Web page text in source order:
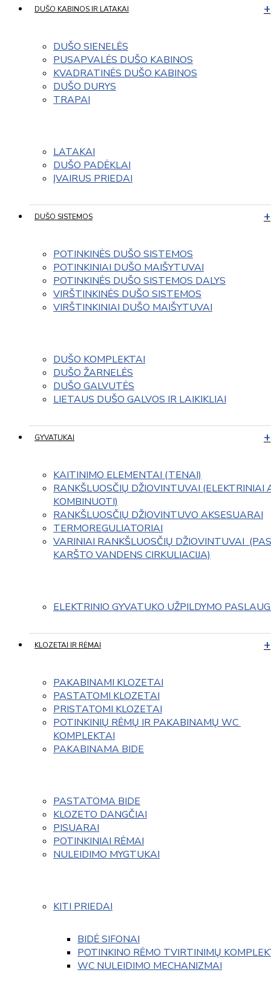
DUŠO KABINOS IR LATAKAI
DUŠO SIENELĖS
PUSAPVALĖS DUŠO KABINOS
KVADRATINĖS DUŠO KABINOS
DUŠO DURYS
TRAPAI
LATAKAI
DUŠO PADĖKLAI
ĮVAIRUS PRIEDAI
DUŠO SISTEMOS
POTINKINĖS DUŠO SISTEMOS
POTINKINIAI DUŠO MAIŠYTUVAI
POTINKINĖS DUŠO SISTEMOS DALYS
VIRŠTINKINĖS DUŠO SISTEMOS
VIRŠTINKINIAI DUŠO MAIŠYTUVAI
DUŠO KOMPLEKTAI
DUŠO ŽARNELĖS
DUŠO GALVUTĖS
LIETAUS DUŠO GALVOS IR LAIKIKLIAI
GYVATUKAI
KAITINIMO ELEMENTAI (TENAI)
RANKŠLUOSČIŲ DŽIOVINTUVAI (ELEKTRINIAI
KOMBINUOTI)
RANKŠLUOSČIŲ DŽIOVINTUVO AKSESUARAI
TERMOREGULIATORIAI
VARINIAI RANKŠLUOSČIŲ DŽIOVINTUVAI
KARŠTO VANDENS CIRKULIACIJA)
ELEKTRINIO GYVATUKO UŽPILDYMO
KLOZETAI IR RĖMAI
PAKABINAMI KLOZETAI
PASTATOMI KLOZETAI
PRISTATOMI KLOZETAI
POTINKINIŲ RĖMŲ IR PAKABINAMŲ WC
KOMPLEKTAI
PAKABINAMA BIDE
PASTATOMA BIDE
KLOZETO DANGČIAI
PISUARAI
POTINKINIAI RĖMAI
NULEIDIMO MYGTUKAI
KITI PRIEDAI
BIDĖ SIFONAI
POTINKINO RĖMO TVIRTINIMŲ
WC NULEIDIMO MECHANIZMAI